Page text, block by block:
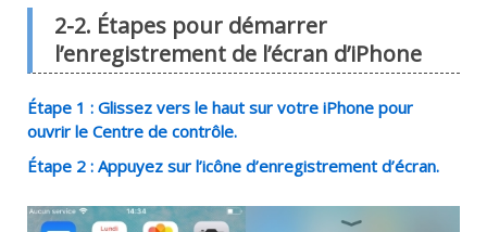
2-2. Étapes pour démarrer
l’enregistrement de l’écran d’iPhone
Étape 1 : Glissez vers le haut sur votre iPhone pour
ouvrir le Centre de contrôle.
Étape 2 : Appuyez sur l’icône d’enregistrement d’écran.